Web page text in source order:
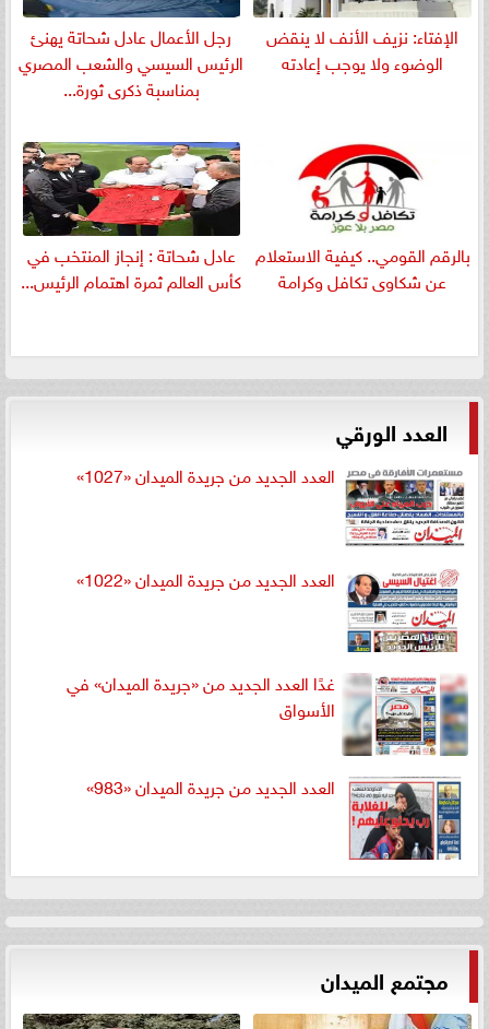
الإفتاء: نزيف الأنف لا ينقض
الوضوء ولا يوجب إعادته
رجل الأعمال عادل شحاتة يهنئ
الرئيس السيسي والشعب المصري
بمناسبة ذكرى ثورة...
بالرقم القومي.. كيفية الاستعلام
عن شكاوى تكافل وكرامة
عادل شحاتة : إنجاز المنتخب في
كأس العالم ثمرة اهتمام الرئيس...
العدد الورقي
العدد الجديد من جريدة الميدان «1027»
العدد الجديد من جريدة الميدان «1022»
غدًا العدد الجديد من «جريدة الميدان» في
الأسواق
العدد الجديد من جريدة الميدان «983»
مجتمع الميدان